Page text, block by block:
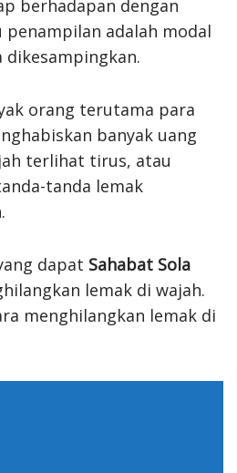
berhadapan dengan
adalah modal
orang terutama para
banyak uang
terlihat tirus, atau
tanda lemak
dapat Sahabat Sola
lemak di wajah.
menghilangkan lemak di